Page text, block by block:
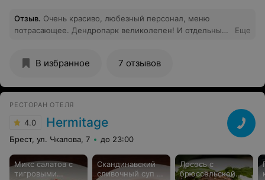
Отзыв. Очень красиво, любезный персонал, меню
потрасающее. Дендропарк великолепен! И отдельный
Еще
В избранное 7 отзывов
РЕСТОРАН ОТЕЛЯ
4.0 Hermitage
Брест, ул. Чкалова, 7 до 23:00
Микс салатов с
тигровыми
Скандинавский
сливочный суп из
Лосось с
брюссельской